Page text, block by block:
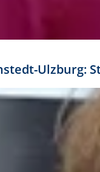
Ulzburg: